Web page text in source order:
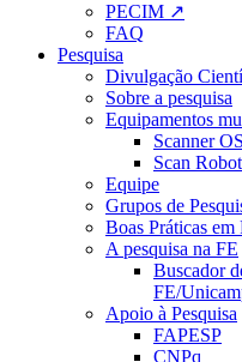
PECIM ↗
FAQ
Pesquisa
Divulgação
Sobre a pesquisa
Equipamentos
Scanner
Scan
Equipe
Grupos de
Boas Práticas em
A pesquisa na FE
Buscador
FE/
Apoio à Pesquisa
FAPESP
CNPq